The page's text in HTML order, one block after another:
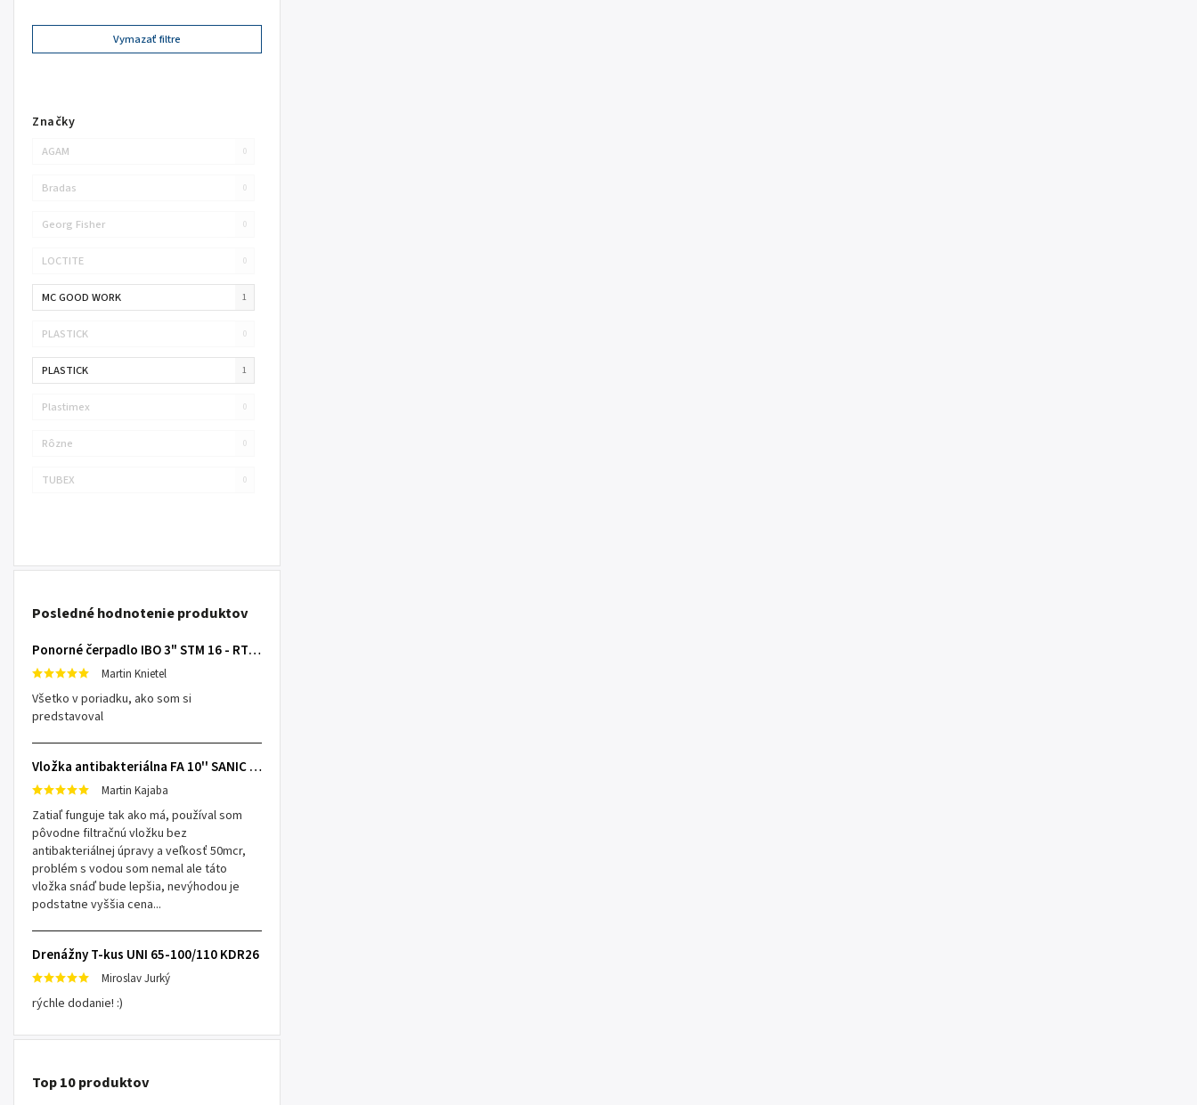
Značky
AGAM 0
Bradas 0
Georg Fisher 0
LOCTITE 0
MC GOOD WORK 1
PLASTICK 0
PLASTICK 1
Plastimex 0
Rôzne 0
TUBEX 0
Vymazať filtre
Posledné hodnotenie produktov
Ponorné čerpadlo IBO 3" STM 16 - RTS s 20m káblom
Martin Knietel
Všetko v poriadku, ako som si
predstavoval
Vložka antibakteriálna FA 10'' SANIC SX 25mcr
Martin Kajaba
Zatiaľ funguje tak ako má, používal som
pôvodne filtračnú vložku bez
antibakteriálnej úpravy a veľkosť 50mcr,
problém s vodou som nemal ale táto
vložka snáď bude lepšia, nevýhodou je
podstatne vyššia cena...
Drenážny T-kus UNI 65-100/110 KDR26
Miroslav Jurký
rýchle dodanie! :)
Top 10 produktov